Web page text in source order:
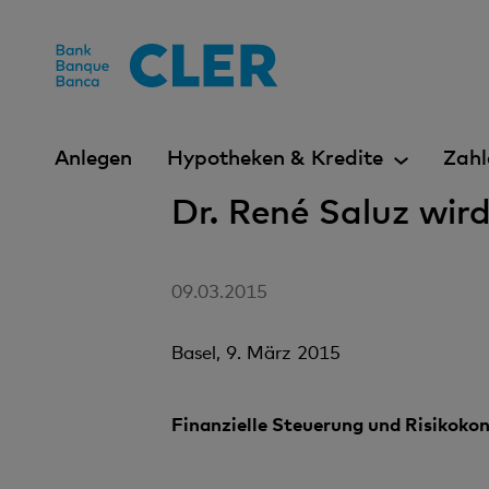
Anlegen Hypotheken & Kredite
Dr. René Saluz
09.03.2015
Basel, 9. März 2015
Finanzielle Steuerung und